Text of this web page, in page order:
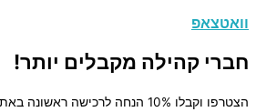
וואטצאפ
חברי קהילה מקבלים יותר!
הצטרפו וקבלו 10% הנחה לרכישה ראשונה באתר